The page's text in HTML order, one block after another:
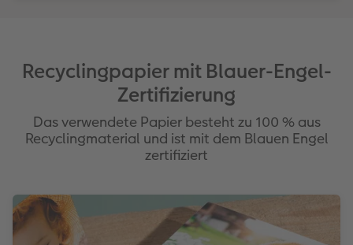
Recyclingpapier mit Blauer-Engel-
Zertifizierung
Das verwendete Papier besteht zu 100 % aus
Recyclingmaterial und ist mit dem Blauen Engel
zertifiziert